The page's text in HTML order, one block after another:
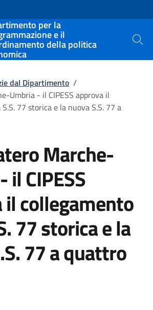
sito
per la
e il
della politica Cerca
dal Dipartimento /
Umbria - il CIPESS approva il
77 storica e la nuova S.S. 77 a
Marche-
il CIPESS
il collegamento
77 storica e la
77 a quattro